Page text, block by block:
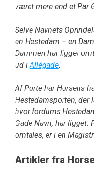
været mere end et Par
Selve Navnets
en Hestedam – en
Dammen har ligget
ud i Allégade.
Af Porte har Horsens
Hestedamsporten, der
hvor fordums
Gade Navn, har ligget.
omtales, er i en
Artikler fra